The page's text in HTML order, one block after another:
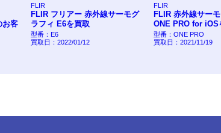
FLIR フリアー 赤外線サーモグ
ラフィ E6を買取
型番：E6
買取日：2022/01/12
FLIR 赤外線サーモグラ
ONE PRO for iOSを買
型番：ONE PRO
買取日：2021/11/19